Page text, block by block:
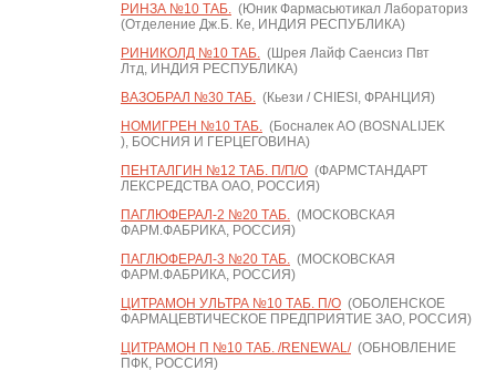
РИНЗА №10 ТАБ.(Юник Фармасьютикал Лабораториз
(Отделение Дж.Б. Ке, ИНДИЯ РЕСПУБЛИКА)
РИНИКОЛД №10 ТАБ.(Шрея Лайф Саенсиз Пвт
Лтд, ИНДИЯ РЕСПУБЛИКА)
ВАЗОБРАЛ №30 ТАБ.(Кьези / CHIESI, ФРАНЦИЯ)
НОМИГРЕН №10 ТАБ.(Босналек АО (BOSNALIJEK
), БОСНИЯ И ГЕРЦЕГОВИНА)
ПЕНТАЛГИН №12 ТАБ. П/П/О(ФАРМСТАНДАРТ
ЛЕКСРЕДСТВА ОАО, РОССИЯ)
ПАГЛЮФЕРАЛ-2 №20 ТАБ.(МОСКОВСКАЯ
ФАРМ.ФАБРИКА, РОССИЯ)
ПАГЛЮФЕРАЛ-3 №20 ТАБ.(МОСКОВСКАЯ
ФАРМ.ФАБРИКА, РОССИЯ)
ЦИТРАМОН УЛЬТРА №10 ТАБ. П/О(ОБОЛЕНСКОЕ
ФАРМАЦЕВТИЧЕСКОЕ ПРЕДПРИЯТИЕ ЗАО, РОССИЯ)
ЦИТРАМОН П №10 ТАБ. /RENEWAL/(ОБНОВЛЕНИЕ
ПФК, РОССИЯ)